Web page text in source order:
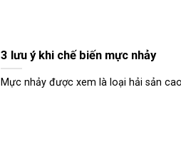
3 lưu ý khi chế biến mực nhảy
Mực nhảy được xem là loại hải sản